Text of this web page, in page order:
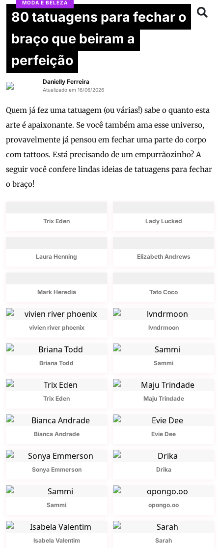
MODA E BELEZA
80 tatuagens para fechar o
braço que beiram a
perfeição
Danielly Ferreira
Atualizado em 16/06/2026
Quem já fez uma tatuagem (ou várias!) sabe o quanto esta
arte é apaixonante. Se você também ama esse universo,
provavelmente já pensou em fechar uma parte do corpo
com tattoos. Está precisando de um empurrãozinho? A
seguir você confere lindas ideias de tatuagens para fechar
o braço!
Trix Eden Lady Lucked
Laura Henning Elizabeth Andrews
Mark Heredia Tato Coco
vivien river phoenix lvndrmoon
Briana Todd Sammi
Trix Eden Maju Trindade
Bianca Andrade Evie Dee
Sonya Emmerson Drika
Sammi opongo.oo
Isabela Valentim Sarah